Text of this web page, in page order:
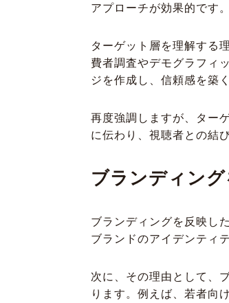
アプローチが効果的です。
ターゲット層を理解する
費者調査やデモグラフィ
ジを作成し、信頼感を築
再度強調しますが、ター
に伝わり、視聴者との結
ブランディン
ブランディングを反映し
ブランドのアイデンティ
次に、その理由として、
ります。例えば、若者向